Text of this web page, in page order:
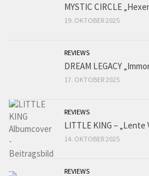
MYSTIC CIRCLE
19. OKTOBER 2025
REVIEWS
DREAM LEGACY
17. OKTOBER 2025
REVIEWS
LITTLE KING – „Lente
14. OKTOBER 2025
REVIEWS